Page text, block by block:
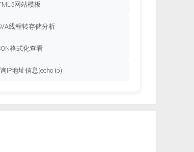
网站模板
线程转存储分析
格式化查看
IP地址信息(echo ip)